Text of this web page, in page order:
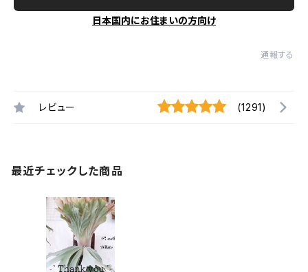
日本国内にお住まいの方向け
通報する
レビュー (1291)
最近チェックした商品